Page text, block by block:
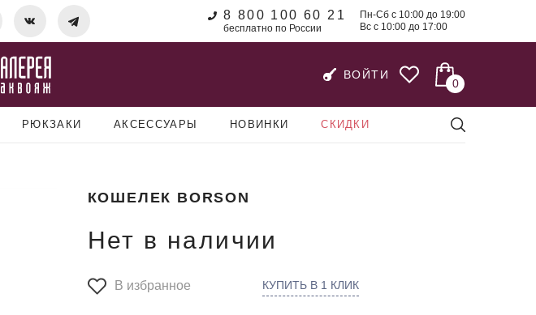
8 800 100 60 21
бесплатно по России
Пн-Сб с 10:00 до 19:00
Вс с 10:00 до 17:00
ВОЙТИ
0
РЮКЗАКИ АКСЕССУАРЫ НОВИНКИ СКИДКИ
КОШЕЛЕК BORSON
Нет в наличии
В избранное КУПИТЬ В 1 КЛИК